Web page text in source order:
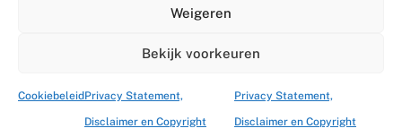
Weigeren
Bekijk voorkeuren
CookiebeleidPrivacy Statement,
Disclaimer en Copyright
Privacy Statement,
Disclaimer en Copyright